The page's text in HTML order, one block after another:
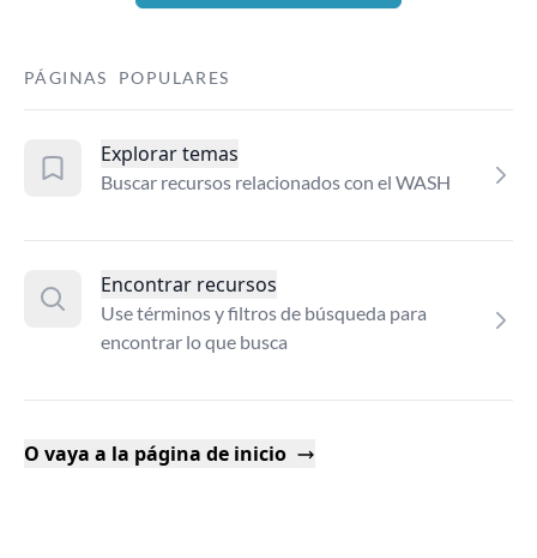
PÁGINAS POPULARES
Explorar temas
Buscar recursos relacionados con el WASH
Encontrar recursos
Use términos y filtros de búsqueda para
encontrar lo que busca
O vaya a la página de inicio